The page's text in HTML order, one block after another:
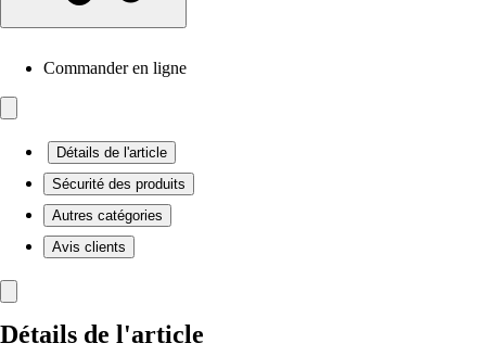
Commander en ligne
Détails de l'article
Sécurité des produits
Autres catégories
Avis clients
Détails de l'article